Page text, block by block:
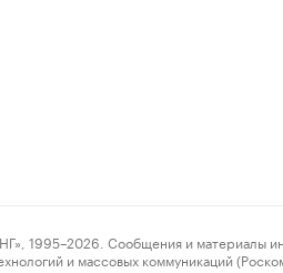
Сообщения и материалы
и массовых коммуникаций